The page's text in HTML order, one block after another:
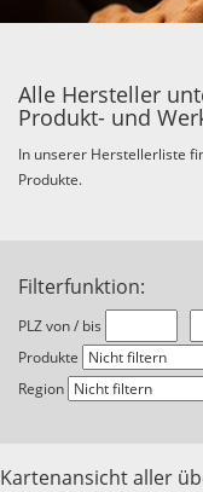
Alle Hersteller
Produkt- und
In unserer Herstellerliste
Produkte.
Filterfunktion:
PLZ von / bis
Produkte
Region
Kartenansicht aller